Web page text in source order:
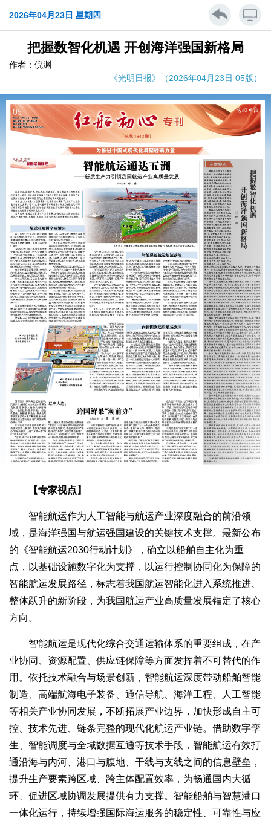
2026年04月23日 星期四
把握数智化机遇 开创海洋强国新格局
作者：倪渊
《光明日报》（2026年04月23日 05版）
【专家视点】
智能航运作为人工智能与航运产业深度融合的前沿领
域，是海洋强国与航运强国建设的关键技术支撑。最新公布
的《智能航运2030行动计划》，确立以船舶自主化为重
点，以基础设施数字化为支撑，以运行控制协同化为保障的
智能航运发展路径，标志着我国航运智能化进入系统推进、
整体跃升的新阶段，为我国航运产业高质量发展锚定了核心
方向。
智能航运是现代化综合交通运输体系的重要组成，在产
业协同、资源配置、供应链保障等方面发挥着不可替代的作
用。依托技术融合与场景创新，智能航运深度带动船舶智能
制造、高端航海电子装备、通信导航、海洋工程、人工智能
等相关产业协同发展，不断拓展产业边界，加快形成自主可
控、技术先进、链条完整的现代化航运产业链。借助数字孪
生、智能调度与全域数据互通等技术手段，智能航运有效打
通沿海与内河、港口与腹地、干线与支线之间的信息壁垒，
提升生产要素跨区域、跨主体配置效率，为畅通国内大循
环、促进区域协调发展提供有力支撑。智能船舶与智慧港口
一体化运行，持续增强国际海运服务的稳定性、可靠性与应